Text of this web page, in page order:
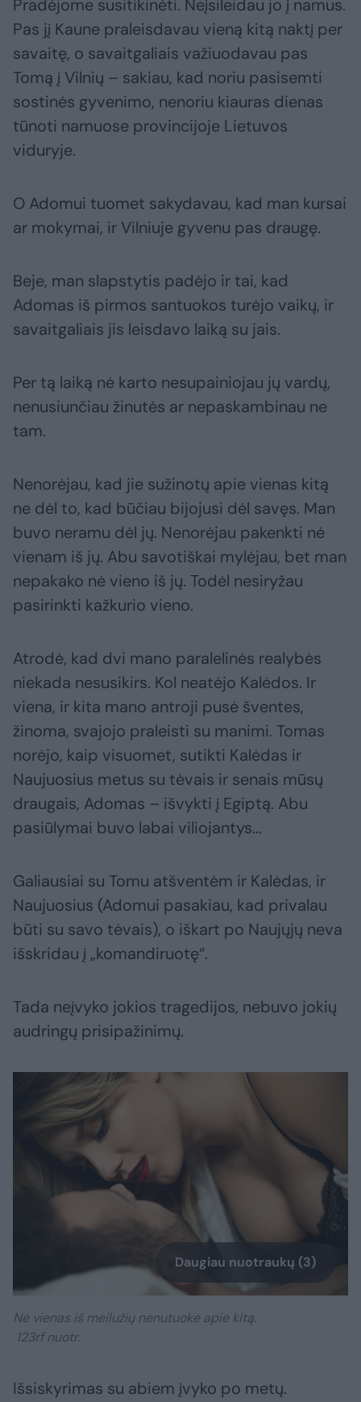
Pradėjome susitikinėti. Neįsileidau jo į namus.
Pas jį Kaune praleisdavau vieną kitą naktį per
savaitę, o savaitgaliais važiuodavau pas
Tomą į Vilnių – sakiau, kad noriu pasisemti
sostinės gyvenimo, nenoriu kiauras dienas
tūnoti namuose provincijoje Lietuvos
viduryje.
O Adomui tuomet sakydavau, kad man kursai
ar mokymai, ir Vilniuje gyvenu pas draugę.
Beje, man slapstytis padėjo ir tai, kad
Adomas iš pirmos santuokos turėjo vaikų, ir
savaitgaliais jis leisdavo laiką su jais.
Per tą laiką nė karto nesupainiojau jų vardų,
nenusiunčiau žinutės ar nepaskambinau ne
tam.
Nenorėjau, kad jie sužinotų apie vienas kitą
ne dėl to, kad būčiau bijojusi dėl savęs. Man
buvo neramu dėl jų. Nenorėjau pakenkti nė
vienam iš jų. Abu savotiškai mylėjau, bet man
nepakako nė vieno iš jų. Todėl nesiryžau
pasirinkti kažkurio vieno.
Atrodė, kad dvi mano paralelinės realybės
niekada nesusikirs. Kol neatėjo Kalėdos. Ir
viena, ir kita mano antroji pusė šventes,
žinoma, svajojo praleisti su manimi. Tomas
norėjo, kaip visuomet, sutikti Kalėdas ir
Naujuosius metus su tėvais ir senais mūsų
draugais, Adomas – išvykti į Egiptą. Abu
pasiūlymai buvo labai viliojantys...
Galiausiai su Tomu atšventėm ir Kalėdas, ir
Naujuosius (Adomui pasakiau, kad privalau
būti su savo tėvais), o iškart po Naujųjų neva
išskridau į „komandiruotę“.
Tada neįvyko jokios tragedijos, nebuvo jokių
audringų prisipažinimų.
Daugiau nuotraukų (3)
Nė vienas iš meilužių nenutuokė apie kitą.
123rf nuotr.
Išsiskyrimas su abiem įvyko po metų.